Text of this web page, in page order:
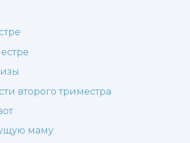
второго триместра
маму